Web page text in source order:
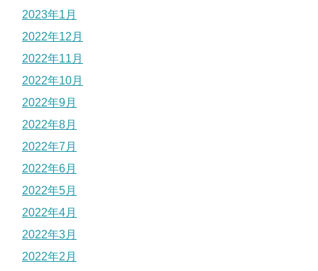
2023年1月
2022年12月
2022年11月
2022年10月
2022年9月
2022年8月
2022年7月
2022年6月
2022年5月
2022年4月
2022年3月
2022年2月